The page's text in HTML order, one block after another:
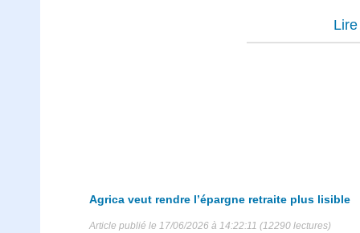
Agrica veut rendre l’épargne retraite plus lisible
Article publié le 17/06/2026 à 14:22:11 (12290 lectures)